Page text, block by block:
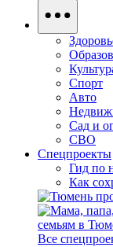
Спорт
Авто
Сад и
СВО
Спецпроекты
Гид по
Как
Все